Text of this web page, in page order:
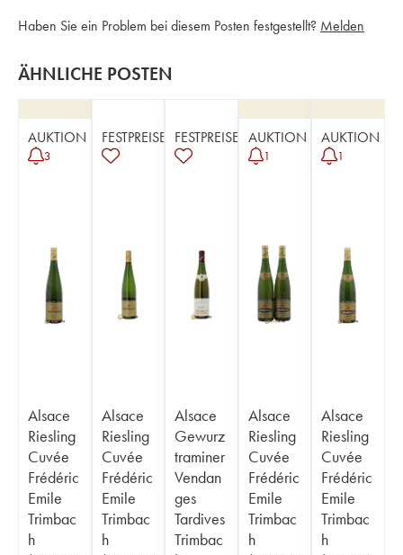
Haben Sie ein Problem bei diesem Posten festgestellt? Melden
ÄHNLICHE POSTEN
AUKTION
3
Alsace
Riesling
Cuvée
Frédéric
Emile
Trimbac
h
FESTPREISE
Alsace
Riesling
Cuvée
Frédéric
Emile
Trimbac
h
FESTPREISE
Alsace
Gewurz
traminer
Vendan
ges
Tardives
Trimbac
AUKTION
1
Alsace
Riesling
Cuvée
Frédéric
Emile
Trimbac
h
AUKTION
1
Alsace
Riesling
Cuvée
Frédéric
Emile
Trimbac
h